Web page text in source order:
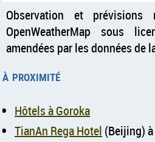
Observation et prévisions
OpenWeatherMap sous
amendées par les données de
à proximité
Hôtels à Goroka
TianAn Rega Hotel (Beijing)